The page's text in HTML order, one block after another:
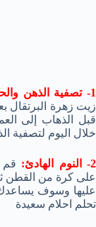
1- تصفية الذهن والحد من التوتر:
زيت زهرة البرتقال
قبل الذهاب إلى
خلال اليوم لتصفية
2- النوم الهادئ:
قم
على كرة من القطن
عليها وسوف يساعدك
تحلم احلام سعيدة